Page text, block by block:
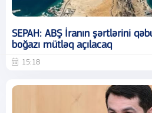
SEPAH: ABŞ İranın şərtlərini
boğazı mütləq açılacaq
15:18